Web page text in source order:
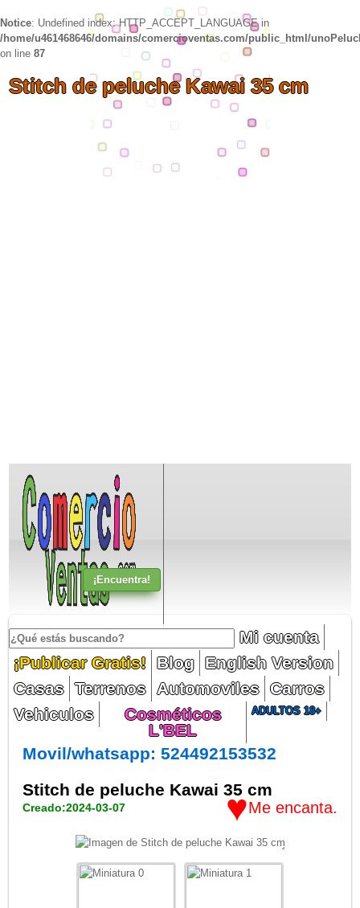
Notice: Undefined index: HTTP_ACCEPT_LANGUAGE in
/home/u461468646/domains/comercioventas.com/public_html/
on line 87
Stitch de peluche Kawai 35 cm
Mi cuenta
¡Publicar Gratis!
Blog English Version
Casas Terrenos Automoviles Carros
Vehiculos
Cosméticos
L'BEL
ADULTOS 18+
Movil/whatsapp: 524492153532
Stitch de peluche Kawai 35 cm
Creado:2024-03-07 ♥Me encanta.